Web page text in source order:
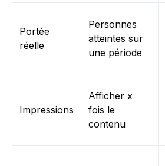
Portée
réelle
Personnes
atteintes sur
une période
Impressions
Afficher x
fois le
contenu